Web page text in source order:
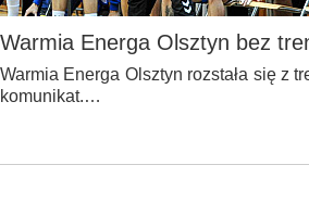
Warmia Energa Olsztyn bez
Warmia Energa Olsztyn rozstała się z
komunikat.…